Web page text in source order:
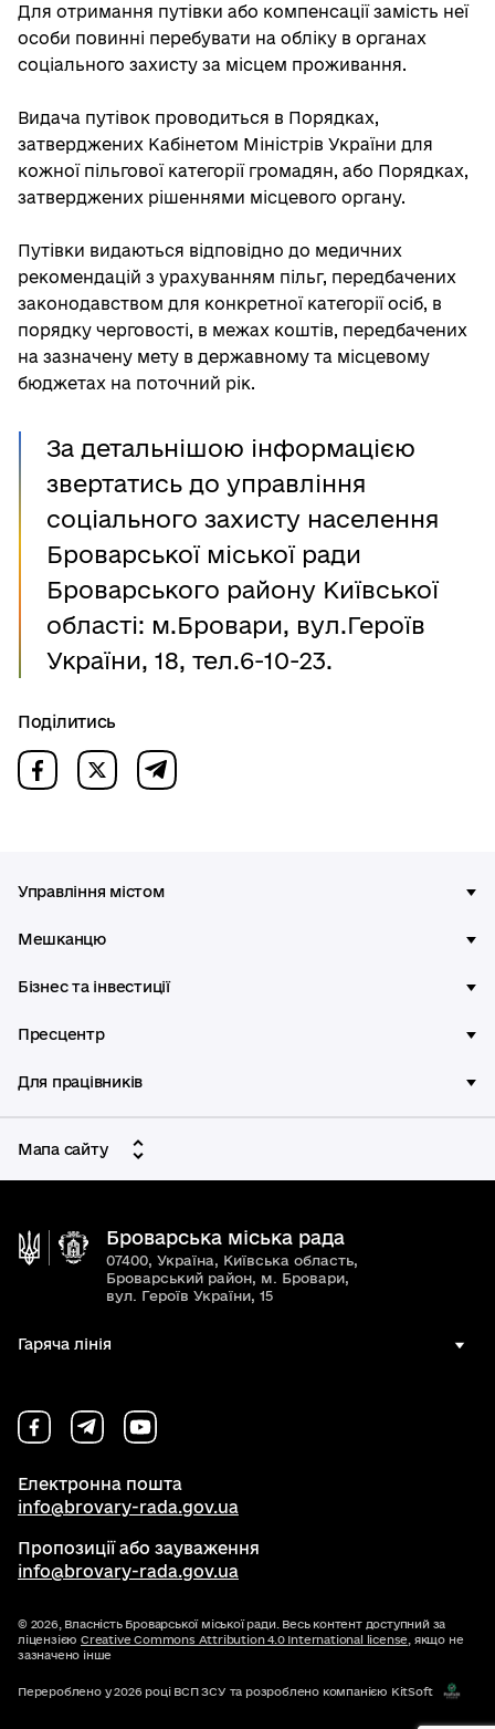
Для отримання путівки або компенсації замість неї
особи повинні перебувати на обліку в органах
соціального захисту за місцем проживання.
Видача путівок проводиться в Порядках,
затверджених Кабінетом Міністрів України для
кожної пільгової категорії громадян, або Порядках,
затверджених рішеннями місцевого органу.
Путівки видаються відповідно до медичних
рекомендацій з урахуванням пільг, передбачених
законодавством для конкретної категорії осіб, в
порядку черговості, в межах коштів, передбачених
на зазначену мету в державному та місцевому
бюджетах на поточний рік.
За детальнішою інформацією
звертатись до управління
соціального захисту населення
Броварської міської ради
Броварського району Київської
області: м.Бровари, вул.Героїв
України, 18, тел.6-10-23.
Поділитись
Управління містом
Мешканцю
Бізнес та інвестиції
Пресцентр
Для працівників
Мапа сайту
Броварська міська рада
07400, Україна, Київська область,
Броварський район, м. Бровари,
вул. Героїв України, 15
Гаряча лінія
Електронна пошта
info@brovary-rada.gov.ua
Пропозиції або зауваження
info@brovary-rada.gov.ua
© 2026, Власність Броварської міської ради. Весь контент доступний за
ліцензією Creative Commons Attribution 4.0 International license , якщо не
зазначено інше
Перероблено у 2026 році ВСП ЗСУ та розроблено компанією KitSoft